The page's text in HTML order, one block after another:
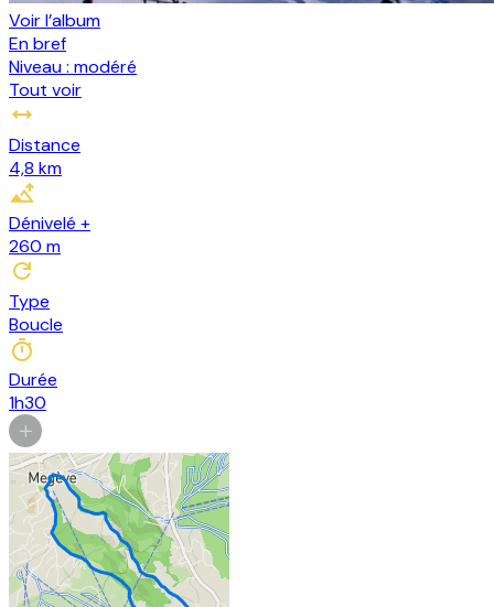
Voir l’album
En bref
Niveau : modéré
Tout voir
Distance
4,8 km
Dénivelé +
260 m
Type
Boucle
Durée
1h30